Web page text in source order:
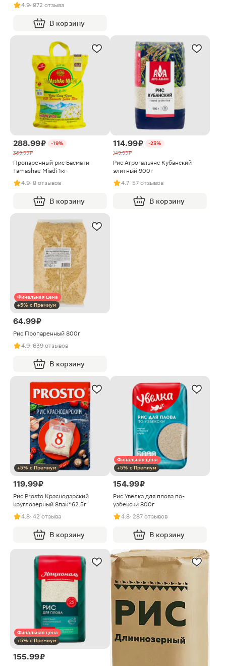
4.9· 872 отзыва
В корзину
288.99 ₽
-19%
359.99 ₽
Пропаренный рис Басмати
Tamashae Miadi 1кг
4.9· 8 отзывов
В корзину
114.99 ₽
-23%
149.99 ₽
Рис Агро-альянс Кубанский
элитный 900г
4.7· 57 отзывов
В корзину
Финальная цена
+5% с Премиум
64.99 ₽
Рис Пропаренный 800г
4.9· 639 отзывов
В корзину
+5% с Премиум
119.99 ₽
Рис Prosto Краснодарский
круглозерный 8пак*62.5г
4.8· 42 отзыва
В корзину
Финальная цена
+5% с Премиум
154.99 ₽
Рис Увелка для плова по-
узбекски 800г
4.8· 287 отзывов
В корзину
Финальная цена
+5% с Премиум
155.99 ₽